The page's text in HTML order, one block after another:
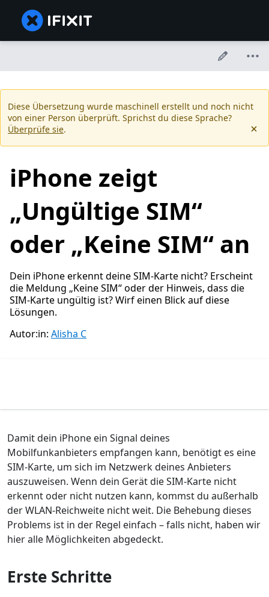
Diese Übersetzung wurde maschinell erstellt und noch nicht
von einer Person überprüft. Sprichst du diese Sprache?
Überprüfe sie.
iPhone zeigt
„Ungültige SIM“
oder „Keine SIM“ an
Dein iPhone erkennt deine SIM-Karte nicht? Erscheint
die Meldung „Keine SIM“ oder der Hinweis, dass die
SIM-Karte ungültig ist? Wirf einen Blick auf diese
Lösungen.
Autor:in: Alisha C
Damit dein iPhone ein Signal deines
Mobilfunkanbieters empfangen kann, benötigt es eine
SIM-Karte, um sich im Netzwerk deines Anbieters
auszuweisen. Wenn dein Gerät die SIM-Karte nicht
erkennt oder nicht nutzen kann, kommst du außerhalb
der WLAN-Reichweite nicht weit. Die Behebung dieses
Problems ist in der Regel einfach – falls nicht, haben wir
hier alle Möglichkeiten abgedeckt.
Erste Schritte